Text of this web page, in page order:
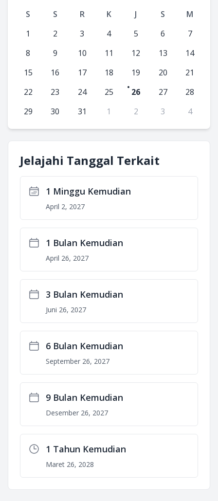
S S R K J S
M
1
2 3 4 5 6
7
8
9 10 11 12 13
14
15
16 17 18 19 20
21
22
23 24 25 26 27
28
29
30 31 1 2 3 4
Jelajahi Tanggal Terkait
1 Minggu Kemudian
April 2, 2027
1 Bulan Kemudian
April 26, 2027
3 Bulan Kemudian
Juni 26, 2027
6 Bulan Kemudian
September 26, 2027
9 Bulan Kemudian
Desember 26, 2027
1 Tahun Kemudian
Maret 26, 2028